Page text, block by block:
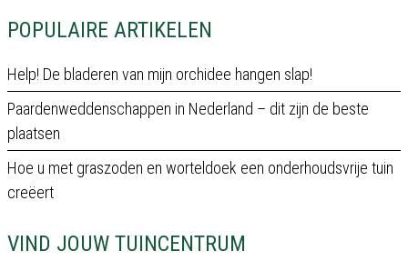
POPULAIRE ARTIKELEN
Help! De bladeren van mijn orchidee hangen slap!
Paardenweddenschappen in Nederland – dit zijn de beste
plaatsen
Hoe u met graszoden en worteldoek een onderhoudsvrije tuin
creëert
VIND JOUW TUINCENTRUM